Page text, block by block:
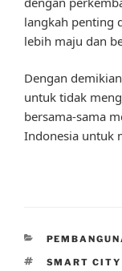
langkah penting
lebih maju dan
Dengan
untuk tidak
bersama-sama
Indonesia untuk
CATEGORIES
TAGS
SMART CITY